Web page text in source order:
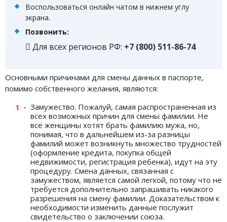
Воспользоваться онлайн чатом в нижнем углу
экрана.
Позвонить:
Для всех регионов РФ: +7 (800) 511-86-74
Основными причинами для смены данных в паспорте,
помимо собственного желания, являются:
Замужество. Пожалуй, самая распространенная из
всех возможных причин для смены фамилии. Не
все женщины хотят брать фамилию мужа, но,
понимая, что в дальнейшем из-за разницы
фамилий может возникнуть множество трудностей
(оформление кредита, покупка общей
недвижимости, регистрация ребенка), идут на эту
процедуру. Смена данных, связанная с
замужеством, является самой легкой, потому что не
требуется дополнительно запрашивать никакого
разрешения на смену фамилии. Доказательством к
необходимости изменить данные послужит
свидетельство о заключении союза.
Следите за новостями
в нашей группе